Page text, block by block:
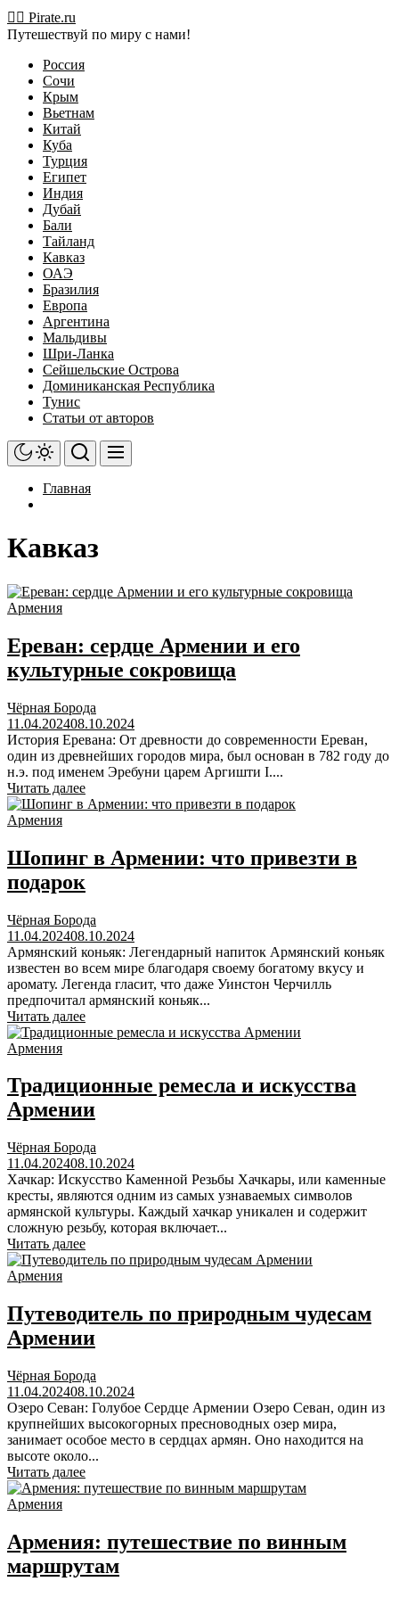
Перейти
к
содержимому
🏴‍☠️ Pirate.ru
Путешествуй по миру с нами!
Россия
Сочи
Крым
Вьетнам
Китай
Куба
Турция
Египет
Индия
Дубай
Бали
Тайланд
Кавказ
ОАЭ
Бразилия
Европа
Аргентина
Мальдивы
Шри-Ланка
Сейшельские Острова
Доминиканская Республика
Тунис
Статьи от авторов
Главная
Кавказ
Армения
Ереван: сердце Армении и его
культурные сокровища
Чёрная Борода
11.04.202408.10.2024
История Еревана: От древности до современности Ереван,
один из древнейших городов мира, был основан в 782 году до
н.э. под именем Эребуни царем Аргишти I....
Читать далее
Армения
Шопинг в Армении: что привезти в
подарок
Чёрная Борода
11.04.202408.10.2024
Армянский коньяк: Легендарный напиток Армянский коньяк
известен во всем мире благодаря своему богатому вкусу и
аромату. Легенда гласит, что даже Уинстон Черчилль
предпочитал армянский коньяк...
Читать далее
Армения
Традиционные ремесла и искусства
Армении
Чёрная Борода
11.04.202408.10.2024
Хачкар: Искусство Каменной Резьбы Хачкары, или каменные
кресты, являются одним из самых узнаваемых символов
армянской культуры. Каждый хачкар уникален и содержит
сложную резьбу, которая включает...
Читать далее
Армения
Путеводитель по природным чудесам
Армении
Чёрная Борода
11.04.202408.10.2024
Озеро Севан: Голубое Сердце Армении Озеро Севан, один из
крупнейших высокогорных пресноводных озер мира,
занимает особое место в сердцах армян. Оно находится на
высоте около...
Читать далее
Армения
Армения: путешествие по винным
маршрутам